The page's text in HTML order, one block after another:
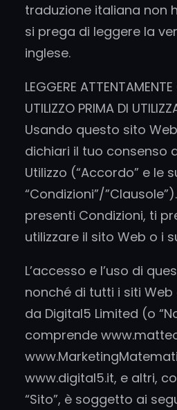
traduzione italiana non
si prega di leggere la
inglese.
LEGGERE
UTILIZZO PRIMA DI
Usando questo sito
dichiari il tuo consenso
Utilizzo (“Accordo” e le
“Condizioni”/
presenti Condizioni, ti
utilizzare il sito Web o i
L’accesso e l’uso di
nonché di tutti i siti
da Digital5 Limited (o
comprende
www.digital5.it, e altri,
“Sito”, è soggetto ai